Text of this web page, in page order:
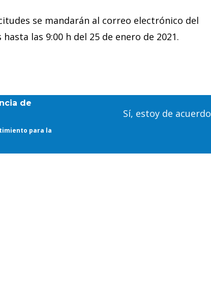
se mandarán al correo electrónico del
las 9:00 h del 25 de enero de 2021.
de
para la
Sí, estoy de acuerdo